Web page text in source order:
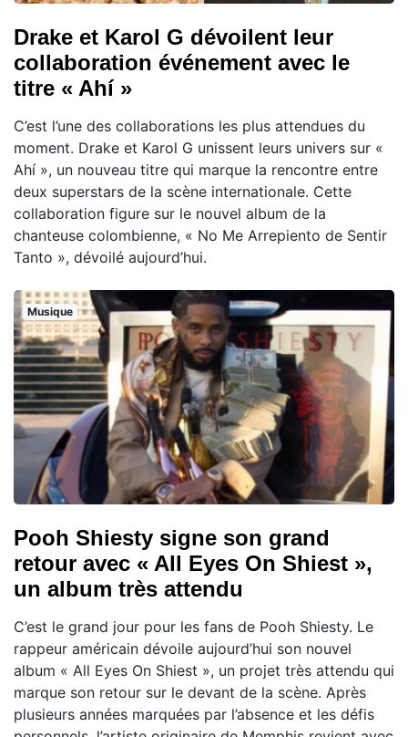
Drake et Karol G dévoilent leur
collaboration événement avec le
titre « Ahí »
C’est l’une des collaborations les plus attendues du
moment. Drake et Karol G unissent leurs univers sur «
Ahí », un nouveau titre qui marque la rencontre entre
deux superstars de la scène internationale. Cette
collaboration figure sur le nouvel album de la
chanteuse colombienne, « No Me Arrepiento de Sentir
Tanto », dévoilé aujourd’hui.
Musique
Pooh Shiesty signe son grand
retour avec « All Eyes On Shiest »,
un album très attendu
C’est le grand jour pour les fans de Pooh Shiesty. Le
rappeur américain dévoile aujourd’hui son nouvel
album « All Eyes On Shiest », un projet très attendu qui
marque son retour sur le devant de la scène. Après
plusieurs années marquées par l’absence et les défis